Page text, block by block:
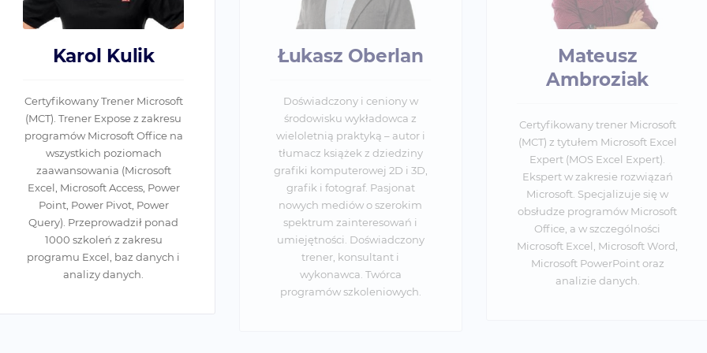
na
Power
ponad
i
Łukasz Oberlan
Doświadczony i ceniony w
środowisku wykładowca z
wieloletnią praktyką – autor i
tłumacz książek z dziedziny
grafiki komputerowej 2D i 3D,
grafik i fotograf. Pasjonat
nowych mediów o szerokim
spektrum zainteresowań i
umiejętności. Doświadczony
trener, konsultant i
Mateusz
Certyfikowany trener Microsoft
(MCT) z tytułem Microsoft Excel
Expert (MOS Excel Expert).
Ekspert w zakresie rozwiązań
Microsoft. Specjalizuje się w
obsłudze programów Microsoft
Office, a w szczególności
Microsoft Excel, Microsoft Word,
Microsoft PowerPoint oraz
Certyfikowany
(MCT).
zakresu
zakresu
Business
szczególności
BI, Microsoft
Microsoft
Microsoft